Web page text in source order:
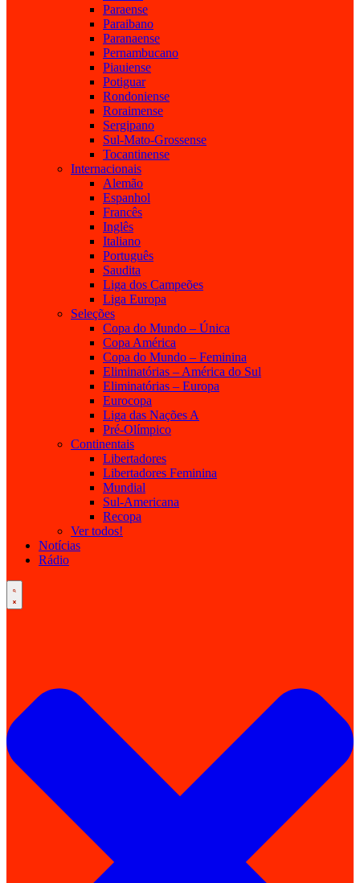
Paraense
Paraibano
Paranaense
Pernambucano
Piauiense
Potiguar
Rondoniense
Roraimense
Sergipano
Sul-Mato-Grossense
Tocantinense
Internacionais
Alemão
Espanhol
Francês
Inglês
Italiano
Português
Saudita
Liga dos Campeões
Liga Europa
Seleções
Copa do Mundo – Única
Copa América
Copa do Mundo – Feminina
Eliminatórias – América do Sul
Eliminatórias – Europa
Eurocopa
Liga das Nações A
Pré-Olímpico
Continentais
Libertadores
Libertadores Feminina
Mundial
Sul-Americana
Recopa
Ver todos!
Notícias
Rádio